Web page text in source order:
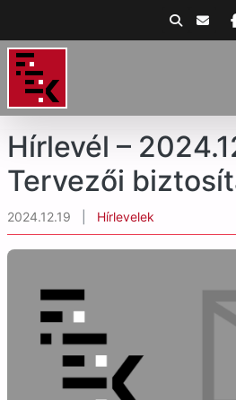
Hírlevél –
Tervezői
2024.12.19 Hírlevelek